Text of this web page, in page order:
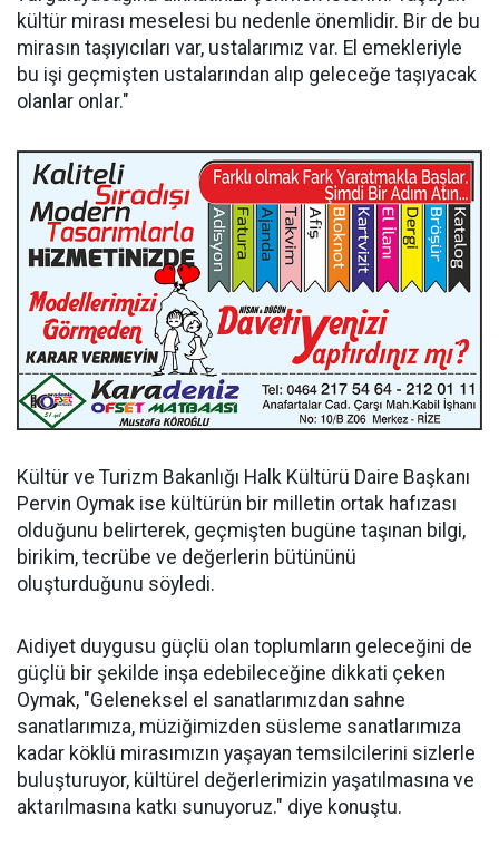
kültür mirası meselesi bu nedenle önemlidir. Bir de bu
mirasın taşıyıcıları var, ustalarımız var. El emekleriyle
bu işi geçmişten ustalarından alıp geleceğe taşıyacak
olanlar onlar."
Kültür ve Turizm Bakanlığı Halk Kültürü Daire Başkanı
Pervin Oymak ise kültürün bir milletin ortak hafızası
olduğunu belirterek, geçmişten bugüne taşınan bilgi,
birikim, tecrübe ve değerlerin bütününü
oluşturduğunu söyledi.
Aidiyet duygusu güçlü olan toplumların geleceğini de
güçlü bir şekilde inşa edebileceğine dikkati çeken
Oymak, "Geleneksel el sanatlarımızdan sahne
sanatlarımıza, müziğimizden süsleme sanatlarımıza
kadar köklü mirasımızın yaşayan temsilcilerini sizlerle
buluşturuyor, kültürel değerlerimizin yaşatılmasına ve
aktarılmasına katkı sunuyoruz." diye konuştu.